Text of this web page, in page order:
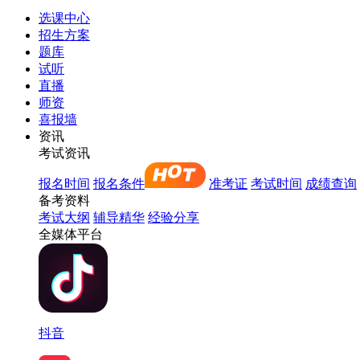
选课中心
招生方案
题库
试听
直播
师资
喜报墙
资讯
考试资讯
报名时间 报名条件 准考证 考试时间 成绩查询
备考资料
考试大纲 辅导精华 经验分享
全媒体平台
抖音